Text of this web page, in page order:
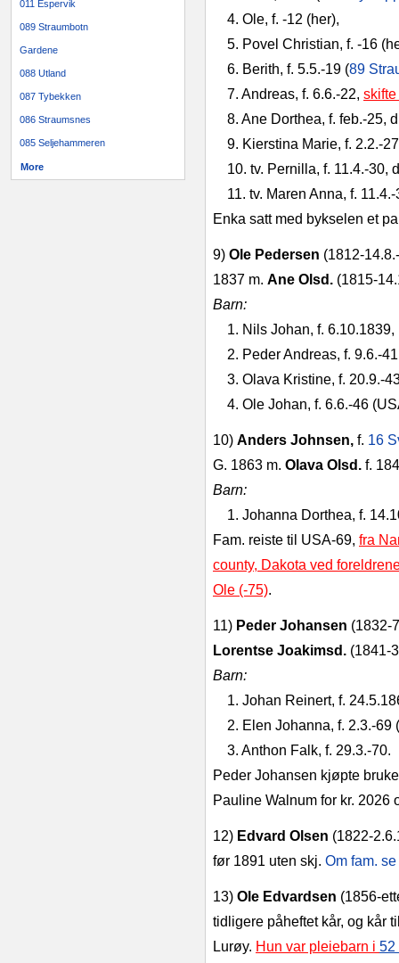
011 Espervik
089 Straumbotn
Gardene
088 Utland
087 Tybekken
086 Straumsnes
085 Seljehammeren
More
4. Ole, f. ‑12 (her),
5. Povel Christian, f. ‑16
6. Berith, f. 5.5.‑19 (89
7. Andreas, f. 6.6.‑22,
8. Ane Dorthea, f. feb.‑25,
9. Kierstina Marie, f.
10. tv. Pernilla, f. 11.4.-30,
11. tv. Maren Anna, f.
Enka satt med bykselen et
9) Ole Pedersen
1837 m. Ane Olsd.
Barn:
1. Nils Johan, f. 6.10.1839,
2. Peder Andreas, f.
3. Olava Kristine, f.
4. Ole Johan, f. 6.6.‑46
10) Anders Johnsen, f. 16
G. 1863 m. Olava Olsd. f.
Barn:
1. Johanna Dorthea, f.
Fam. reiste til USA‑69, fra
county, Dakota ved
Ole (-75).
11) Peder Johansen
Lorentse Joakimsd.
Barn:
1. Johan Reinert, f.
2. Elen Johanna, f. 2.3.‑69 (
3. Anthon Falk, f. 29.3.‑70.
Peder Johansen kjøpte
Pau­line Walnum for kr. 2026
12) Edvard Olsen
før 1891 uten skj. Om fam.
13) Ole Edvardsen
tidligere påheftet kår, og kår
Lurøy. Hun var pleiebarn i 52